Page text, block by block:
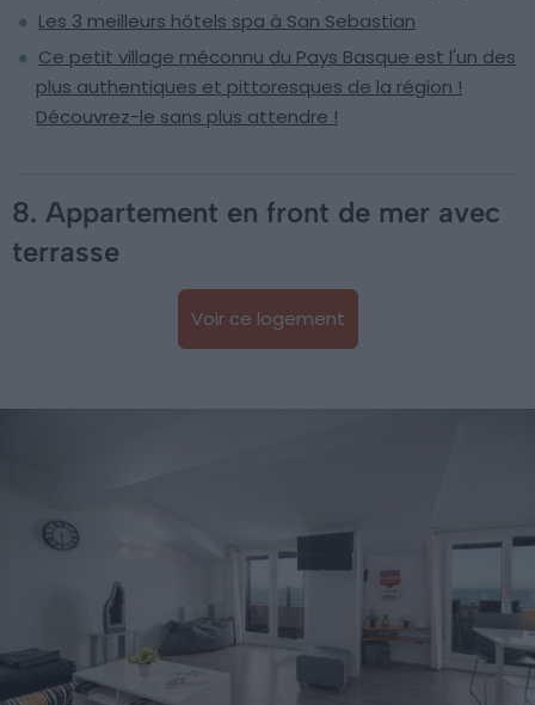
Les 3 meilleurs hôtels spa à San Sebastian
Ce petit village méconnu du Pays Basque est l'un des
plus authentiques et pittoresques de la région !
Découvrez-le sans plus attendre !
8. Appartement en front de mer avec
terrasse
Voir ce logement